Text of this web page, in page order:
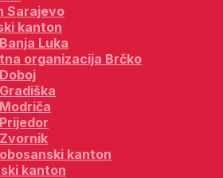
Sarajevo
kanton
Luka
organizacija Brčko
kanton
kanton